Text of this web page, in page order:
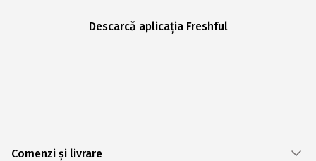
Descarcă aplicația Freshful
Comenzi și livrare